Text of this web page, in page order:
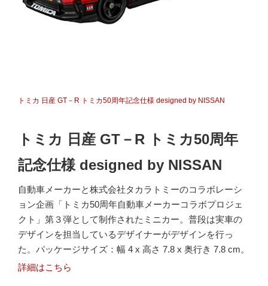
トミカ 日産 GT－R トミカ50周年記念仕様 designed by NISSAN
トミカ 日産 GT－R トミカ50周年
記念仕様 designed by NISSAN
自動車メーカーと株式会社タカラトミーのコラボレーシ
ョン企画「トミカ50周年自動車メーカーコラボプロジェ
クト」第３弾として制作されたミニカー。普段は実車の
デザインを担当しているデザイナーがデザインを行っ
た。パッケージサイズ：幅 4 x 高さ 7.8 x 奥行き 7.8 cm。
詳細はこちら